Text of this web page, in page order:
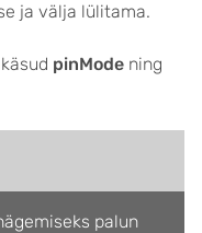
ja välja lülitama.
pinMode ning
palun